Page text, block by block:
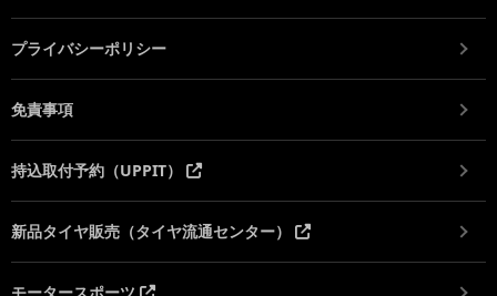
プライバシーポリシー
免責事項
持込取付予約（UPPIT）
新品タイヤ販売（タイヤ流通センター）